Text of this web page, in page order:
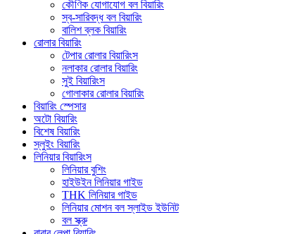
কৌণিক যোগাযোগ বল বিয়ারিং
স্ব-সারিবদ্ধ বল বিয়ারিং
বালিশ ব্লক বিয়ারিং
রোলার বিয়ারিং
টেপার রোলার বিয়ারিংস
নলাকার রোলার বিয়ারিং
সুই বিয়ারিংস
গোলাকার রোলার বিয়ারিং
বিয়ারিং স্পেসার
অটো বিয়ারিং
বিশেষ বিয়ারিং
স্লুইং বিয়ারিং
লিনিয়ার বিয়ারিংস
লিনিয়ার বুশিং
হাইউইন লিনিয়ার গাইড
THK লিনিয়ার গাইড
লিনিয়ার মোশন বল স্লাইড ইউনিট
বল স্ক্রু